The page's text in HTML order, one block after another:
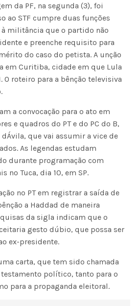
da PF, na segunda (3), foi
ao STF cumpre duas funções
militância que o partido não
e preenche requisito para
do caso do petista. A unção
em Curitiba, cidade em que Lula
O roteiro para a bênção televisiva
a convocação para o ato em
e quadros do PT e do PC do B,
que vai assumir a vice de
As legendas estudam
durante programação com
no Tuca, dia 10, em SP.
no PT em registrar a saída de
a Haddad de maneira
da sigla indicam que o
gesto dúbio, que possa ser
ex-presidente.
carta, que tem sido chamada
político, tanto para o
para a propaganda eleitoral.